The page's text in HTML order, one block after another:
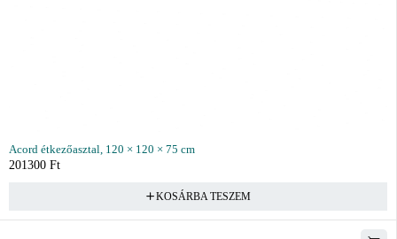
Acord étkezőasztal, 120 × 120 × 75 cm
201300 Ft
KOSÁRBA TESZEM